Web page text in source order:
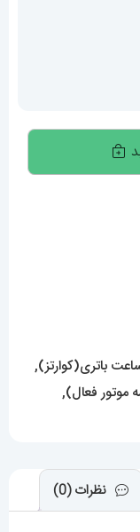
باتری(کوارتز),
موتور فعال),
نظرات (0)